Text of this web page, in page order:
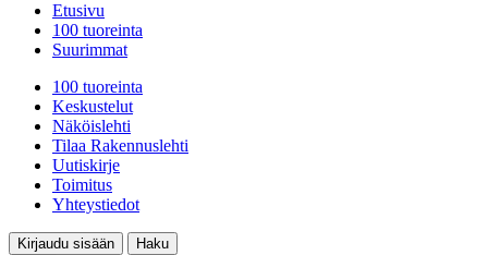
Etusivu
100 tuoreinta
Suurimmat
100 tuoreinta
Keskustelut
Näköislehti
Tilaa Rakennuslehti
Uutiskirje
Toimitus
Yhteystiedot
Kirjaudu sisään
Haku